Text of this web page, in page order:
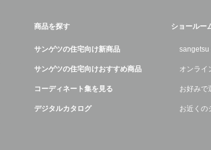
商品を探す
サンゲツの住宅向け新商品
サンゲツの住宅向けおすすめ商品
コーディネート集を見る
デジタルカタログ
ショールー
sangetsu
オンライ
お好みで
お近くの